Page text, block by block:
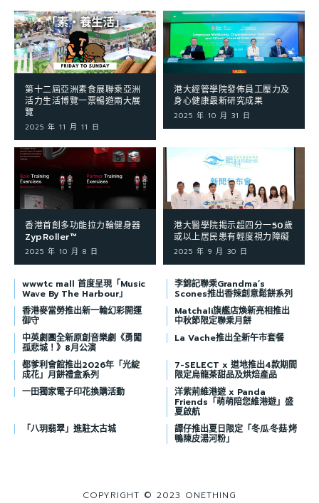
第十二屆亞洲素食展聯乘亞洲
活力生活博覽一票暢遊兩大展
覽
2025 年 11 月 11 日
港大經管學院發佈員工壓力及
身心健康最新研究成果
2025 年 10 月 31 日
香港首創多功能拉力輪健身器
ZypRoller™
2025 年 10 月 8 日
港大醫學院揭示超四分一50歲
或以上居民患有輕度視力障礙
2025 年 9 月 30 日
wwwtc mall 首度呈現「Music
Wave By The Harbour」
李錦記聯乘Grandma’s
Scones推出香辣創意鬆餅系列
香港麥當勞推出新一輪幻彩開運
御守
Matchali旗艦店煥新亮相推出
中秋節限定聯乘月餅
中英劇團全新原創音樂劇《勇闖
孤悲城！》8月公演
La Vache推出全新午市套餐
都爹利會館推出2026年「光綻
成花」月餅禮盒系列
7-SELECT x 道地推出4款期間
限定烏龍茶甜品及烘焙產品
一田獨家電子印花換購活動
洋紫荊維港遊 x Panda
Friends「萌萌陪您維港遊」盛
夏啟航
「八玥翡翠」進駐太古城
譚仔推出夏日限定「冬瓜·冬菇·烤
鴨陳皮湯河粉」
COPYRIGHT © 2023 ONETHING